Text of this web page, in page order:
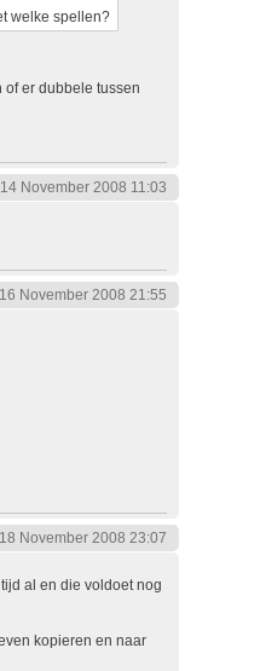
welke spellen?
er dubbele tussen
14 November 2008 11:03
16 November 2008 21:55
18 November 2008 23:07
al en die voldoet nog
kopieren en naar